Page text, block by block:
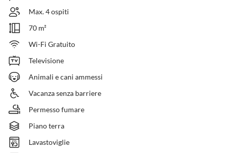
Max. 4 ospiti
70 m²
Wi-Fi Gratuito
Televisione
Animali e cani ammessi
Vacanza senza barriere
Permesso fumare
Piano terra
Lavastoviglie